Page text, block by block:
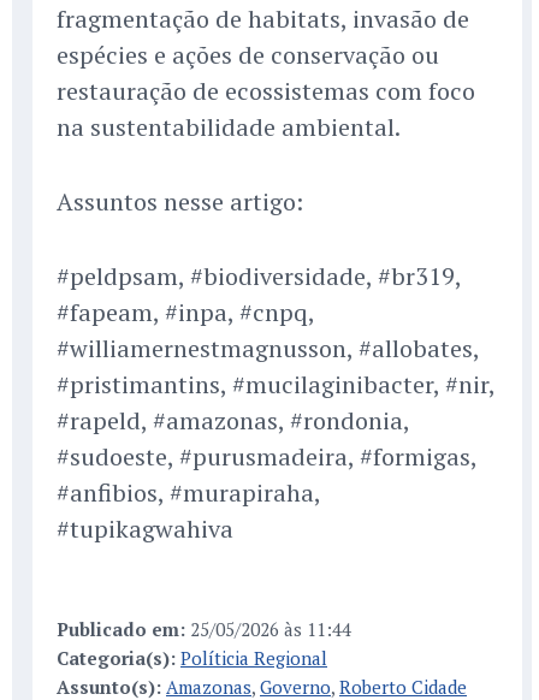
fragmentação de habitats, invasão de
espécies e ações de conservação ou
restauração de ecossistemas com foco
na sustentabilidade ambiental.
Assuntos nesse artigo:
#peldpsam, #biodiversidade, #br319,
#fapeam, #inpa, #cnpq,
#williamernestmagnusson, #allobates,
#pristimantins, #mucilaginibacter, #nir,
#rapeld, #amazonas, #rondonia,
#sudoeste, #purusmadeira, #formigas,
#anfibios, #murapiraha,
#tupikagwahiva
Publicado em: 25/05/2026 às 11:44
Categoria(s): Políticia Regional
Assunto(s): Amazonas, Governo, Roberto Cidade